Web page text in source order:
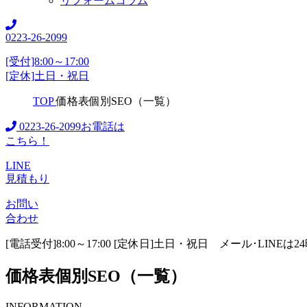
0223-26-2099
[受付]8:00～17:00
[定休]土日・祝日
TOP 価格表個別SEO（一覧）
0223-26-2099お電話は
こちら！
LINE
見積もり
お問い
合わせ
[電話受付]8:00～17:00 [定休日]土日・祝日 メール･LINEは24
価格表個別SEO（一覧）